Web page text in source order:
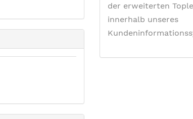
der erweiterten
innerhalb unseres